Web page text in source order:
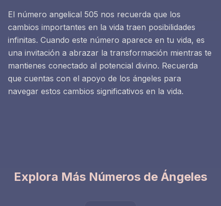
El número angelical 505 nos recuerda que los
cambios importantes en la vida traen posibilidades
infinitas. Cuando este número aparece en tu vida, es
una invitación a abrazar la transformación mientras te
mantienes conectado al potencial divino. Recuerda
que cuentas con el apoyo de los ángeles para
navegar estos cambios significativos en la vida.
Explora Más Números de Ángeles